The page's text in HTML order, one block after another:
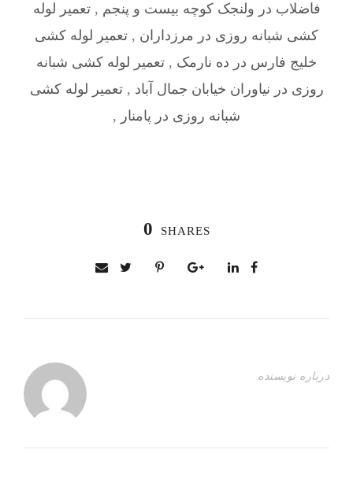
فاضلاب در ولنجک کوچه بیست و پنجم ,تعمیر لوله
کشی شبانه روزی در مرزداران , تعمیر لوله کشی
خلیج فارس در ده نارمک , تعمیر لوله کشی شبانه
روزی در نیاوران خیابان جمال آباد ,تعمیر لوله کشی
شبانه روزی در پامنار ,
0 SHARES
درباره نویسنده